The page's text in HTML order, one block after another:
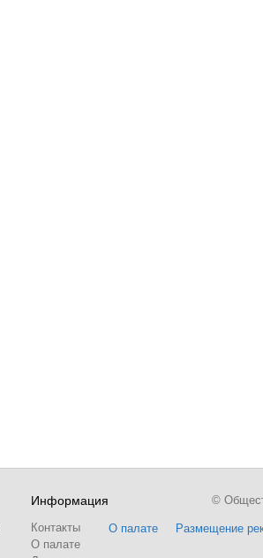
Информация
Контакты
О палате
О палате Размещение
©